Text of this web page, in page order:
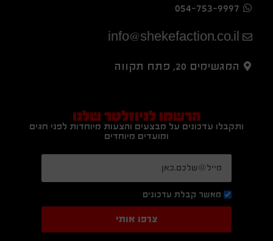
054-753-9997
info@shekefaction.co.il
המגשימים 20, פתח תקווה
הרשמו לניוזלטר שלנו
ותקבלו עדכונים על מבצעים והצעות מיוחדות לפני חגים
ומועדים מיוחדים
מאשר קבלת עדכונים
צרפו אותי